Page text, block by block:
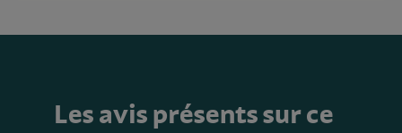
Les avis présents sur ce